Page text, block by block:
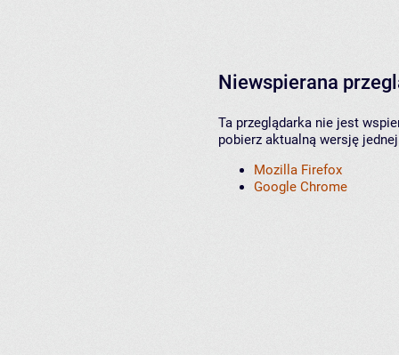
Niewspierana
Ta przeglądarka nie jest
pobierz aktualną wersję
Mozilla Firefox
Google Chrome